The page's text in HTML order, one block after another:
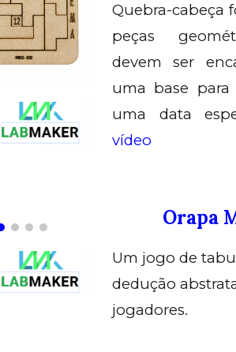
Quebra-cabeça
peças
devem ser
uma base para
uma data
vídeo
Orapa
Um jogo de
dedução
jogadores.